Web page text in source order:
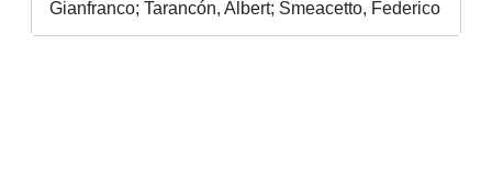
Gianfranco; Tarancón, Albert; Smeacetto, Federico